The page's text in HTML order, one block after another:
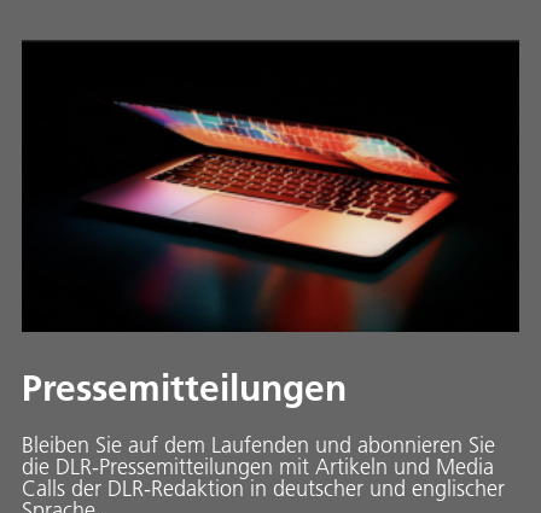
Pressemitteilungen
Bleiben Sie auf dem Laufenden und abonnieren Sie
die DLR-Pressemitteilungen mit Artikeln und Media
Calls der DLR-Redaktion in deutscher und englischer